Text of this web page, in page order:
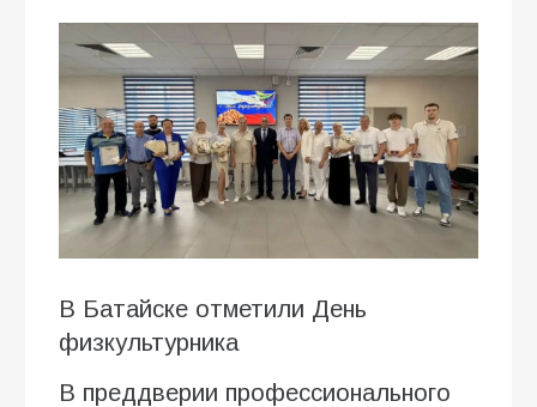
В Батайске отметили День
физкультурника
В преддверии профессионального